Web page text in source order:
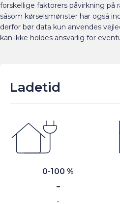
forskellige faktorers påvirkning
såsom kørselsmønster har også
derfor bør data kun anvendes
kan ikke holdes ansvarlig for
Ladetid
0-100 %
-
-